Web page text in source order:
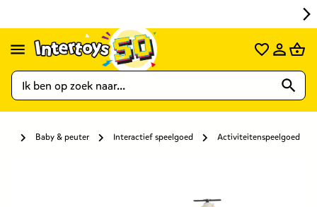
Baby & peuter Interactief speelgoed Activiteitenspeelgoed